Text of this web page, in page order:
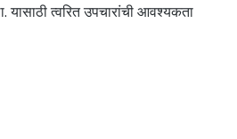
यासाठी त्वरित उपचारांची आवश्यकता